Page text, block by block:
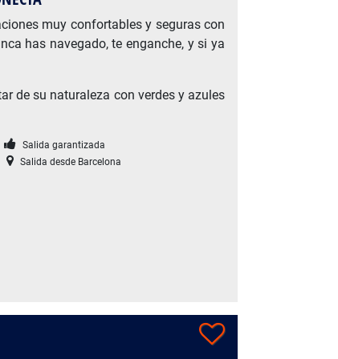
muy confortables y seguras con
has navegado, te enganche, y si ya
de su naturaleza con verdes y azules
Salida garantizada
Salida desde Barcelona